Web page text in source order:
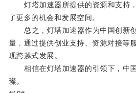
灯塔加速器所提供的资源和支持
了更多的机会和发展空间。
总之，灯塔加速器作为中国创新创
量，通过提供创业支持、资源对接等
现跨越式发展。
相信在灯塔加速器的引领下，中
璨。